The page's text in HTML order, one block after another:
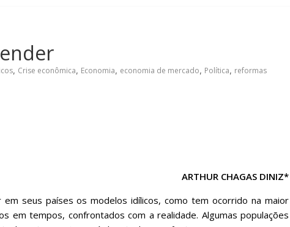
da
, Crise econômica, Economia, economia de mercado, Política, reformas
ARTHUR CHAGAS DINIZ*
seus países os modelos idílicos, como tem ocorrido na maior
em tempos, confrontados com a realidade. Algumas populações